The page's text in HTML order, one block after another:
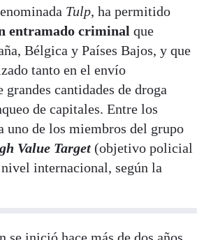
Tulp, ha permitido
entramado criminal que
Bélgica y Países Bajos, y que
tanto en el envío
cantidades de droga
de capitales. Entre los
uno de los miembros del grupo
Value Target (objetivo policial
internacional, según la